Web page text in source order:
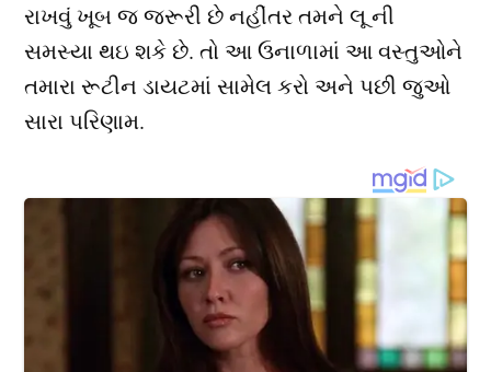
રાખવું ખૂબ જ જરૂરી છે નહીંતર તમને લૂ ની
સમસ્યા થઇ શકે છે. તો આ ઉનાળામાં આ વસ્તુઓને
તમારા રૂટીન ડાયટમાં સામેલ કરો અને પછી જુઓ
સારા પરિણામ.